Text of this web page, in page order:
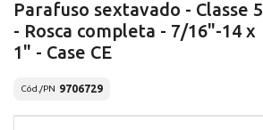
Parafuso sextavado - Classe 5
- Rosca completa - 7/16"-14 x
1" - Case CE
Cód./PN 9706729